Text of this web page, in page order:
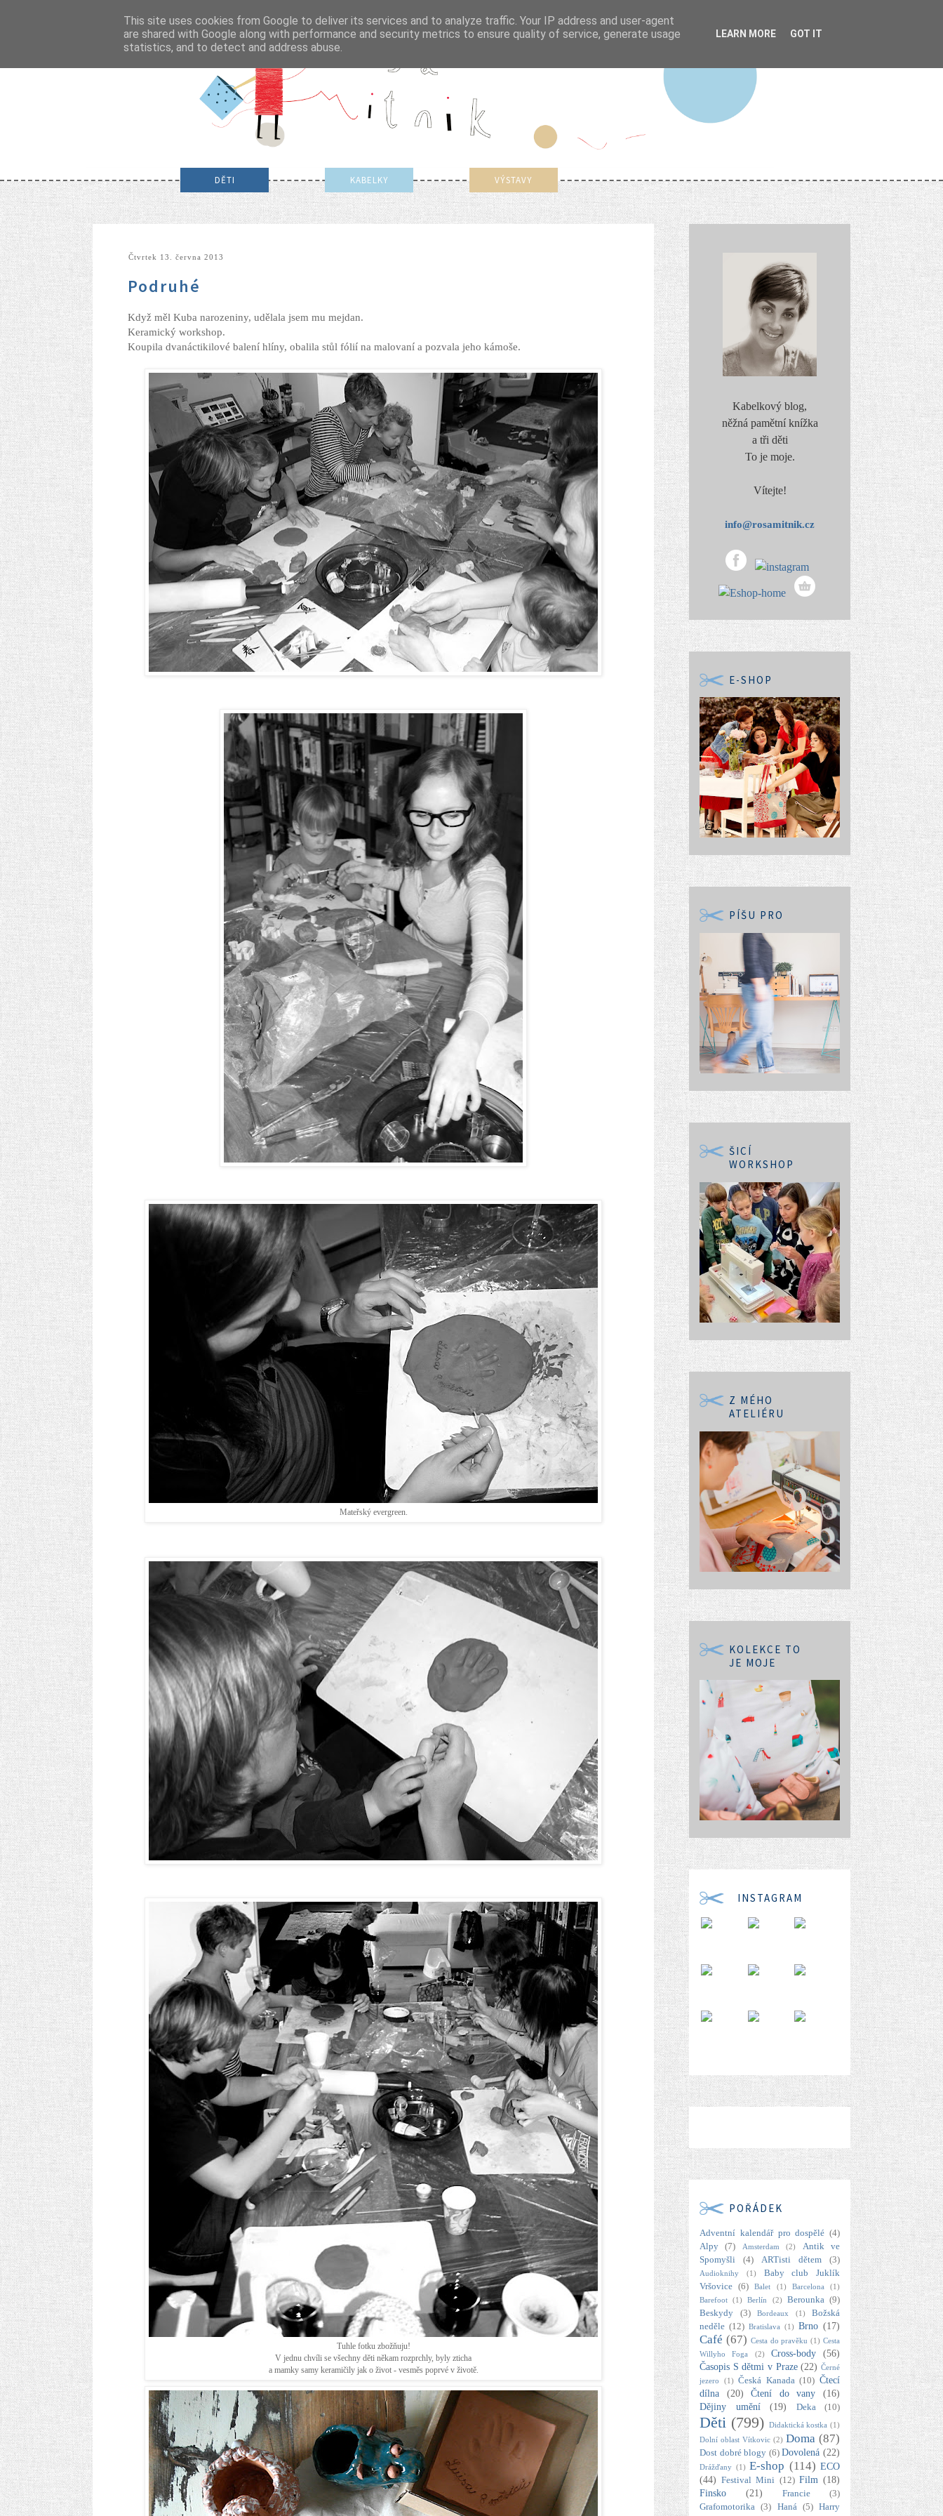
DĚTI KABELKY VÝSTAVY
čtvrtek 13. června 2013
Podruhé
Když měl Kuba narozeniny, udělala jsem mu mejdan.
Keramický workshop.
Koupila dvanáctikilové balení hlíny, obalila stůl fólií na malovaní a pozvala jeho kámoše.
Mateřský evergreen.
Tuhle fotku zbožňuju!
V jednu chvíli se všechny děti někam rozprchly, byly zticha
a mamky samy keramičily jak o život - vesměs poprvé v životě.
Kabelkový blog,
něžná pamětní knížka
a tři děti
To je moje.
Vítejte!
info@rosamitnik.cz
E-SHOP
PÍŠU PRO
ŠICÍ
WORKSHOP
Z MÉHO
ATELIÉRU
KOLEKCE TO
JE MOJE
INSTAGRAM
POŘÁDEK
Adventní kalendář pro dospělé (4)
Alpy
(7) Amsterdam (2)
Antik ve
Spomyšli
(4) ARTisti dětem (3)
Audioknihy (1)
Baby club Juklík
Vršovice (6) Balet (1) Barcelona
(1)
Barefoot
(1) Berlín (2) Berounka (9)
Beskydy
(3) Bordeaux (1)
Božská
neděle (12) Bratislava (1) Brno (17)
Café (67) Cesta do pravěku (1) Cesta
Willyho Foga
(2) Cross-body
(56)
Časopis S dětmi v Praze (22) Černé
jezero
(1) Česká Kanada (10) Čtecí
dílna
(20) Čtení do vany
(16)
Dějiny umění
(19) Deka (10)
Děti (799) Didaktická kostka (1)
Dolní oblast Vítkovic (2) Doma (87)
Dost dobré blogy (6) Dovolená (22)
Drážďany (1) E-shop (114) ECO
(44) Festival Mini (12) Film (18)
Finsko
(21) Francie
(3)
Grafomotorika (3) Haná (5) Harry
This site uses cookies from Google to deliver its services and to analyze traffic. Your IP address and user-agent
are shared with Google along with performance and security metrics to ensure quality of service, generate usage
statistics, and to detect and address abuse.
LEARN MORE GOT IT